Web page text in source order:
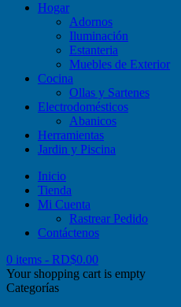
Hogar
Adornos
Iluminación
Estanteria
Muebles de Exterior
Cocina
Ollas y Sartenes
Electrodomésticos
Abanicos
Herramientas
Jardin y Piscina
Inicio
Tienda
Mi Cuenta
Rastrear Pedido
Contáctenos
0 items - RD$0.00
Your shopping cart is empty
Categorías